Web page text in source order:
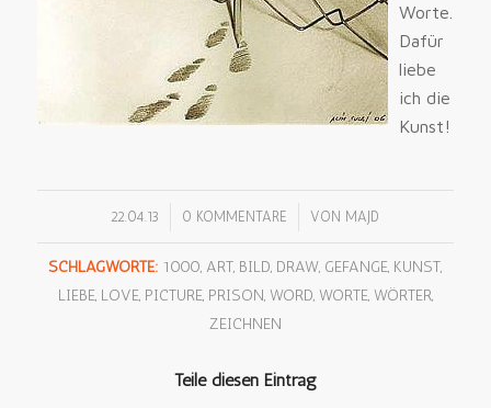
Worte.
Dafür
liebe
ich die
Kunst!
22.04.13 0 KOMMENTARE
/ VON MAJD
SCHLAGWORTE: 1000, ART, BILD, DRAW, GEFANGE, KUNST,
LIEBE, LOVE, PICTURE, PRISON, WORD, WORTE, WÖRTER,
ZEICHNEN
Teile diesen Eintrag